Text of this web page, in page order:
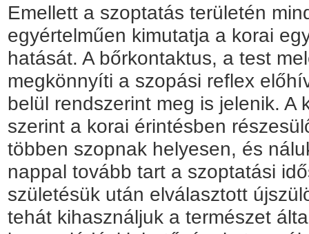
Emellett a szoptatás területén
egyértelműen kimutatja a korai
hatását. A bőrkontaktus, a test
megkönnyíti a szopási reflex
belül rendszerint meg is jelenik. A
szerint a korai érintésben
többen szopnak helyesen, és
nappal tovább tart a szoptatási
születésük után elválasztott
tehát kihasználjuk a természet